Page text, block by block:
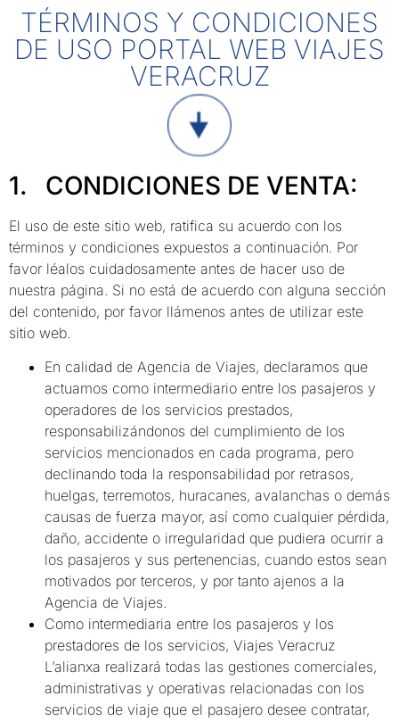
TÉRMINOS Y CONDICIONES
DE USO PORTAL WEB VIAJES
VERACRUZ
1. CONDICIONES DE VENTA:
El uso de este sitio web, ratifica su acuerdo con los
términos y condiciones expuestos a continuación. Por
favor léalos cuidadosamente antes de hacer uso de
nuestra página. Si no está de acuerdo con alguna sección
del contenido, por favor llámenos antes de utilizar este
sitio web.
En calidad de Agencia de Viajes, declaramos que
actuamos como intermediario entre los pasajeros y
operadores de los servicios prestados,
responsabilizándonos del cumplimiento de los
servicios mencionados en cada programa, pero
declinando toda la responsabilidad por retrasos,
huelgas, terremotos, huracanes, avalanchas o demás
causas de fuerza mayor, así como cualquier pérdida,
daño, accidente o irregularidad que pudiera ocurrir a
los pasajeros y sus pertenencias, cuando estos sean
motivados por terceros, y por tanto ajenos a la
Agencia de Viajes.
Como intermediaria entre los pasajeros y los
prestadores de los servicios, Viajes Veracruz
L’alianxa realizará todas las gestiones comerciales,
administrativas y operativas relacionadas con los
servicios de viaje que el pasajero desee contratar,